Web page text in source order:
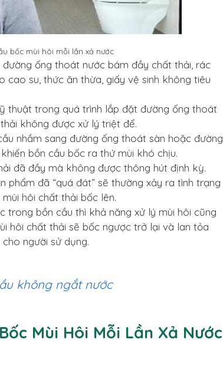
bốc mùi hôi mỗi lần xả nước
ống thoát nước bám đầy chất thải, rác
cao su, thức ăn thừa, giấy vệ sinh không tiêu
thuật trong quá trình lắp đặt đường ống thoát
không được xử lý triệt để.
nhầm sang đường ống thoát sàn hoặc đường
bồn cầu bốc ra thứ mùi khó chịu.
đã đầy mà không được thông hút định kỳ.
phẩm đã “quá đát” sẽ thường xảy ra tình trạng
hôi chất thải bốc lên.
trong bồn cầu thì khả năng xử lý mùi hôi cũng
hôi chất thải sẽ bốc ngược trở lại và lan tỏa
người sử dụng.
không ngắt nước
Mùi Hôi Mỗi Lần Xả Nước